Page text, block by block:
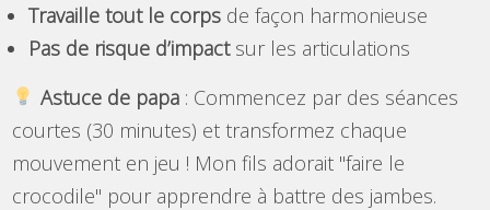
Travaille tout le corps de façon harmonieuse
Pas de risque d’impactsur les articulations
Astuce de papa: Commencez par des séances
courtes (30 minutes) et transformez chaque
mouvement en jeu ! Mon fils adorait "faire le
crocodile" pour apprendre à battre des jambes.